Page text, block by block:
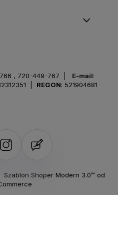
, 720-449-767 E-mail:
| REGON: 521904681
Szablon Shoper Modern 3.0™ od